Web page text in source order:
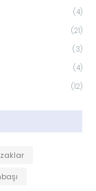
(4)
(21)
(3)
(4)
(12)